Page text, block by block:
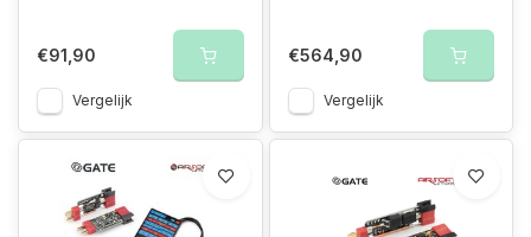
€91,90
Vergelijk
€564,90
Vergelijk